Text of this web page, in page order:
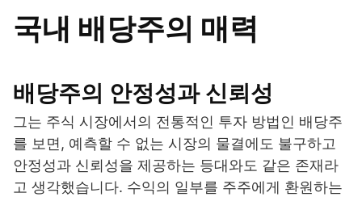
국내 배당주의 매력
배당주의 안정성과 신뢰성
그는 주식 시장에서의 전통적인 투자 방법인 배당주
를 보면, 예측할 수 없는 시장의 물결에도 불구하고
안정성과 신뢰성을 제공하는 등대와도 같은 존재라
고 생각했습니다. 수익의 일부를 주주에게 환원하는